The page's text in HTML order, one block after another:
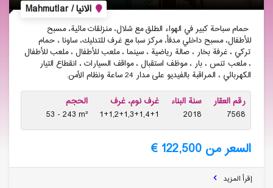
الانيا / Mahmutlar
حمام سباحة كبير في الهواء الطلق مع شلال، منزلقات مائية، مسبح
للأطفال، مسبح داخلي مدفأ، مركز سبا مع غرف للتدليك، ساونا ، حمام
تركي ، غرفة بخار ، صالة رياضية ، سينما ، ملعب للأطفال ، ملعب للأطفال
، ملعب تنس ، بار ، موظف استقبال ، مواقف السيارات ، انقطاع التيار
الكهربائي ، المراقبة بالفيديو على مدار 24 ساعة ونظام الأمن.
رقم العقار
7568
سنة البناء
2018
غرف نوم، غرف
1+1,2+1,3+1,4+1
الحجم
53 - 243 m²
السعر من 122,500 €
إقرأ المزيد